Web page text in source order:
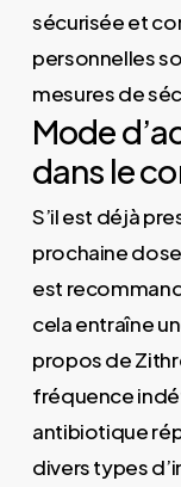
sécurisée et
personnelles
mesures de
Mode
dans le
S’il est déjà
prochaine
est
cela entraîne
propos de
fréquence
antibiotique
divers types